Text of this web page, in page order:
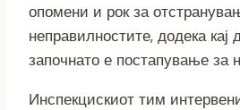
опомени и рок за
неправилностите, додека кај
започнато е постапување за
Инспекцискиот тим